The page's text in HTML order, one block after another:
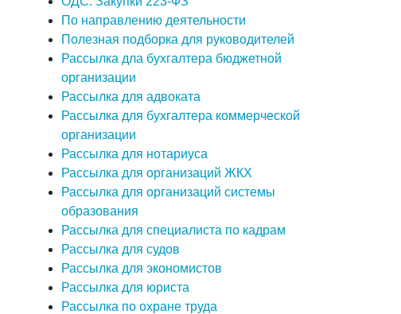
По направлению деятельности
Полезная подборка для руководителей
Рассылка дла бухгалтера бюджетной
организации
Рассылка для адвоката
Рассылка для бухгалтера коммерческой
организации
Рассылка для нотариуса
Рассылка для организаций ЖКХ
Рассылка для организаций системы
образования
Рассылка для специалиста по кадрам
Рассылка для судов
Рассылка для экономистов
Рассылка для юриста
Рассылка по охране труда